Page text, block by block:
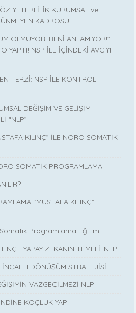
YETERLİLİK KURUMSAL ve
KADROSU
OLMUYOR! BENİ ANLAMIYOR!”
YAPTI! NSP İLE İÇİNDEKİ AVCIYI
TERZİ: NSP İLE KONTROL
DEĞİŞİM VE GELİŞİM
“NLP”
KILINÇ” İLE NÖRO SOMATİK
SOMATİK PROGRAMLAMA
“MUSTAFA KILINÇ”
Somatik Programlama Eğitimi
- YAPAY ZEKANIN TEMELİ: NLP
DÖNÜŞÜM STRATEJİSİ
VAZGEÇİLMEZİ NLP
KOÇLUK YAP